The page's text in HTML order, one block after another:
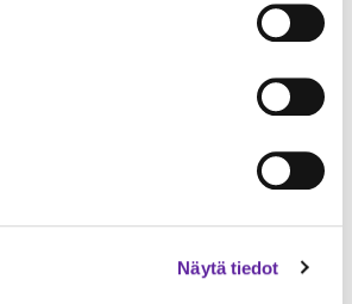
Näytä tiedot
rakentaa ICECAPITAL Housing
asunnon kohteen Helsingin